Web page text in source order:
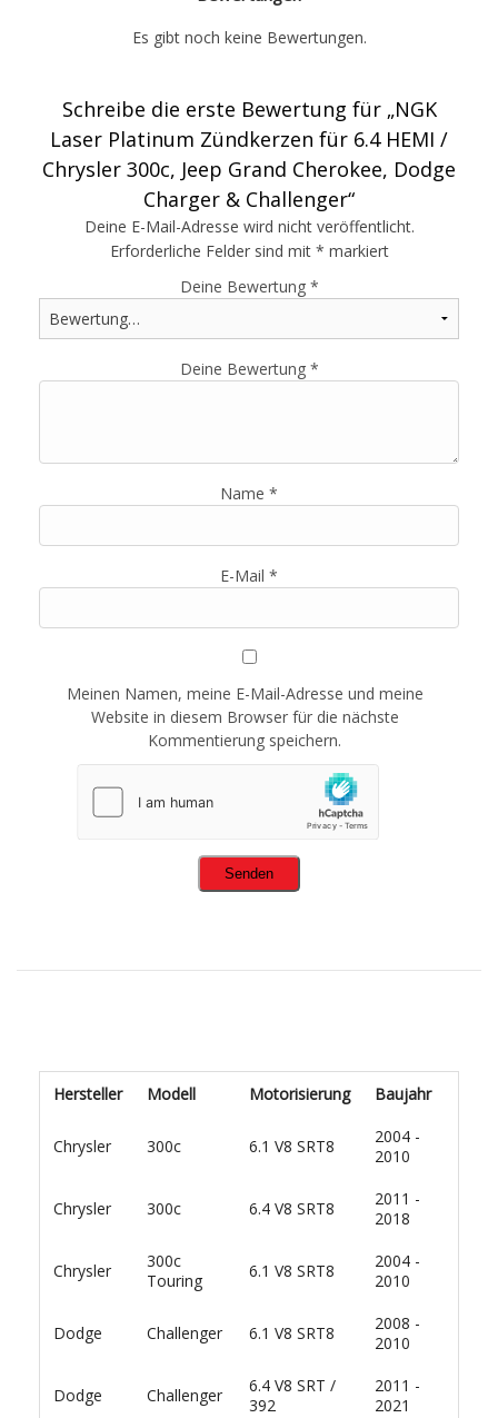
Es gibt noch keine Bewertungen.
Schreibe die erste Bewertung für „NGK
Laser Platinum Zündkerzen für 6.4 HEMI /
Chrysler 300c, Jeep Grand Cherokee, Dodge
Charger & Challenger“
Deine E-Mail-Adresse wird nicht veröffentlicht.
Erforderliche Felder sind mit * markiert
Deine Bewertung *
Deine Bewertung *
Name *
E-Mail *
Meinen Namen, meine E-Mail-Adresse und meine
Website in diesem Browser für die nächste
Kommentierung speichern.
Hersteller Modell Motorisierung Baujahr
Chrysler 300c 6.1 V8 SRT8
2004 -
2010
Chrysler 300c 6.4 V8 SRT8
2011 -
2018
Chrysler
300c
Touring
6.1 V8 SRT8
2004 -
2010
Dodge Challenger 6.1 V8 SRT8
2008 -
2010
Dodge Challenger
6.4 V8 SRT /
392
2011 -
2021